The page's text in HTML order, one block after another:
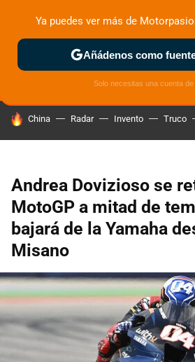
ZONA DE PRUEBAS DEPORTIVAS
HOY SE HABLA DE
China Radar Invento Truco
Andrea Dovizioso se
MotoGP a mitad de
bajará de la Yamaha
Misano
Ya puedes ver más de
Añádenos como
Solo necesitas una cuenta de